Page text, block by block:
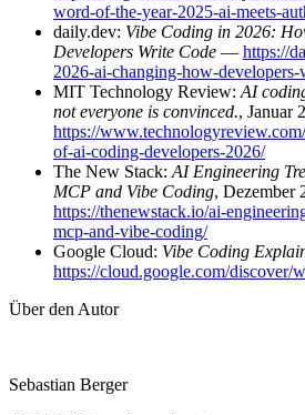
word-of-the-year-2025-ai-meets-
daily.dev: Vibe Coding in 2026:
Developers Write Code — https://
2026-ai-changing-how-developers-
MIT Technology Review: AI
not everyone is convinced., Januar
https://
of-ai-coding-developers-2026/
The New Stack: AI Engineering
MCP and Vibe Coding,
https://thenewstack.io/ai-
mcp-and-vibe-coding/
Google Cloud: Vibe Coding
https://cloud.google.com/discover/
Über den Autor
Sebastian Berger